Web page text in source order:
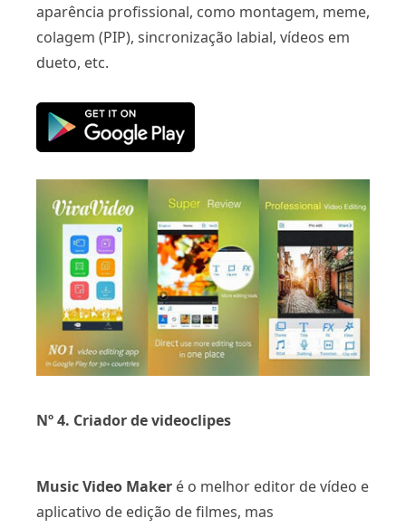
aparência profissional, como montagem, meme,
colagem (PIP), sincronização labial, vídeos em
dueto, etc.
Nº 4. Criador de videoclipes
Music Video Maker é o melhor editor de vídeo e
aplicativo de edição de filmes, mas